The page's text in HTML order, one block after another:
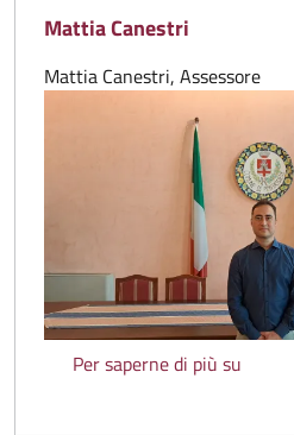
Mattia Canestri
Mattia Canestri, Assessore
Per saperne di più su